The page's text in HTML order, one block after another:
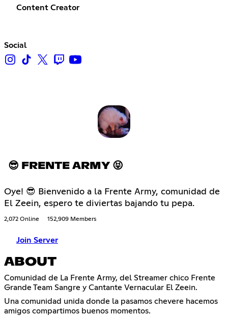
Content Creator
Social
😎 FRENTE ARMY 😝
Oye! 😎 Bienvenido a la Frente Army, comunidad de
El Zeein, espero te diviertas bajando tu pepa.
2,072 Online 152,909 Members
Join Server
ABOUT
Comunidad de La Frente Army, del Streamer chico Frente
Grande Team Sangre y Cantante Vernacular El Zeein.
Una comunidad unida donde la pasamos chevere hacemos
amigos compartimos buenos momentos.